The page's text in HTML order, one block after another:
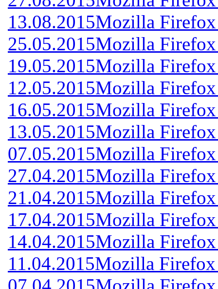
13.08.2015Mozilla
25.05.2015Mozilla
19.05.2015Mozilla
12.05.2015Mozilla
16.05.2015Mozilla
13.05.2015Mozilla
07.05.2015Mozilla
27.04.2015Mozilla
21.04.2015Mozilla
17.04.2015Mozilla
14.04.2015Mozilla
11.04.2015Mozilla